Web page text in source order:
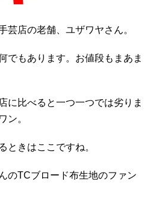
芸店の老舗、ユザワヤさん。
でもあります。お値段もまあま
に比べると一つ一つでは劣りま
ン。
ときはここですね。
のTCブロード布生地のファン